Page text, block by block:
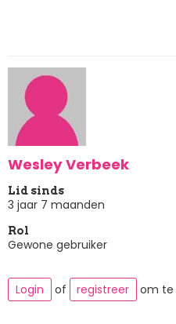
Wesley Verbeek
Lid sinds
3 jaar 7 maanden
Rol
Gewone gebruiker
Login of registreer om te